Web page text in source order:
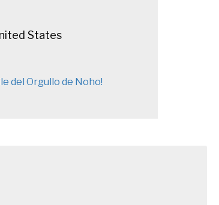
States
del Orgullo de Noho!